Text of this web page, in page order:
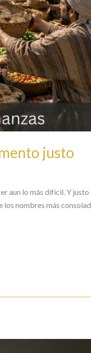
justo
aun lo más difícil. Y
nombres más